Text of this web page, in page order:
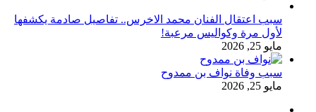
سبب اعتقال الفنان محمد الاخرس.. تفاصيل صادمة يكشفها
لأول مرة وكواليس مرعبة!
مايو 25, 2026
سبب وفاة نواف بن ممدوح
مايو 25, 2026